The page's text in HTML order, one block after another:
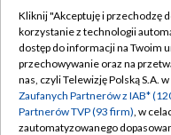
Abonament TVP
Emisja w TVP
Centrum informacji
Kliknij "Akceptuję i przechodzę
korzystanie z technologii
dostęp do informacji na Twoim
przechowywanie oraz na
nas, czyli Telewizję Polską S.A.
Zaufanych Partnerów z IAB*
Partnerów TVP (93 firm), w
zautomatyzowanego